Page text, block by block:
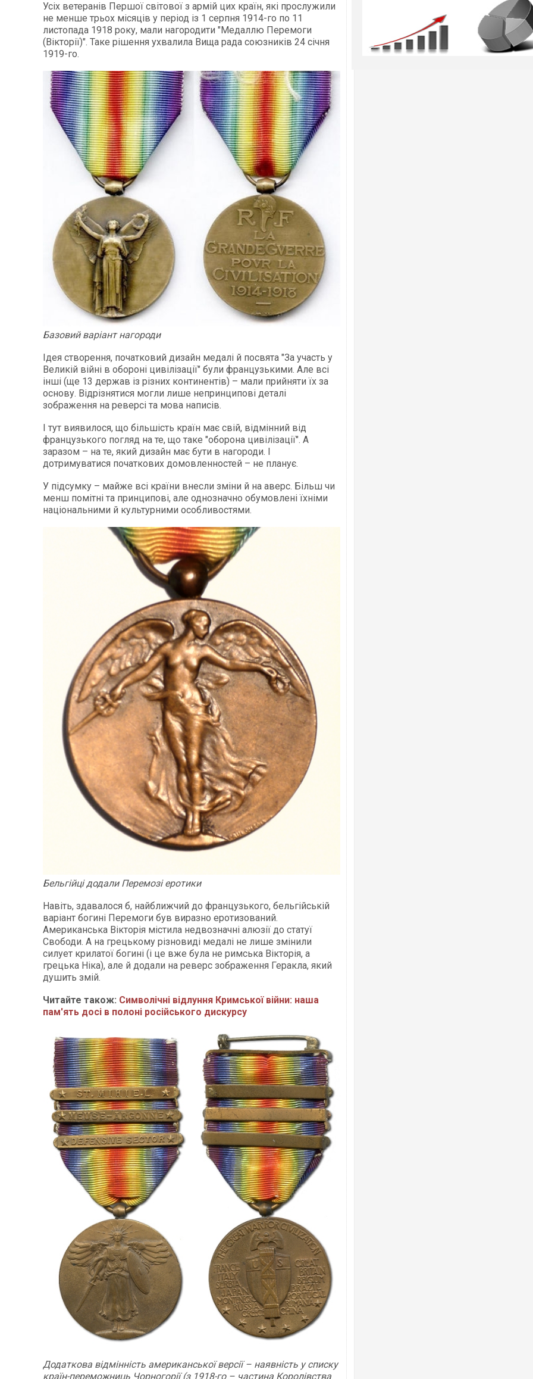
Усіх ветеранів Першої світової з армій цих країн, які прослужили
не менше трьох місяців у період із 1 серпня 1914-го по 11
листопада 1918 року, мали нагородити "Медаллю Перемоги
(Вікторії)". Таке рішення ухвалила Вища рада союзників 24 січня
1919-го.
Базовий варіант нагороди
Ідея створення, початковий дизайн медалі й посвята "За участь у
Великій війні в обороні цивілізації" були французькими. Але всі
інші (ще 13 держав із різних континентів) – мали прийняти їх за
основу. Відрізнятися могли лише непринципові деталі
зображення на реверсі та мова написів.
І тут виявилося, що більшість країн має свій, відмінний від
французького погляд на те, що таке "оборона цивілізації". А
заразом – на те, який дизайн має бути в нагороди. І
дотримуватися початкових домовленностей – не планує.
У підсумку – майже всі країни внесли зміни й на аверс. Більш чи
менш помітні та принципові, але однозначно обумовлені їхніми
національними й культурними особливостями.
Бельгійці додали Перемозі еротики
Навіть, здавалося б, найближчий до французького, бельгійській
варіант богині Перемоги був виразно еротизований.
Американська Вікторія містила недвозначні алюзії до статуї
Свободи. А на грецькому різновиді медалі не лише змінили
силует крилатої богині (і це вже була не римська Вікторія, а
грецька Ніка), але й додали на реверс зображення Геракла, який
душить змій.
Читайте також: Символічні відлуння Кримської війни: наша
пам'ять досі в полоні російського дискурсу
Додаткова відмінність американської версії – наявність у списку
країн-переможниць Чорногорії (з 1918-го – частина Королівства